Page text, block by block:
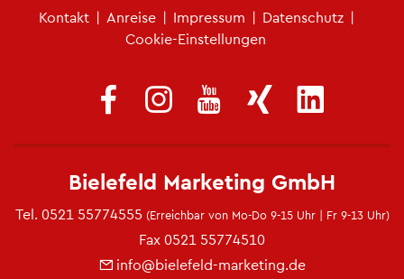
Kon­takt | An­rei­se | Im­pres­sum | Da­ten­schutz |
Coo­kie-Ein­stel­lun­gen
Bie­le­feld Mar­ke­ting GmbH
Tel. 0521 55774555 (Er­reich­bar von Mo-Do 9-15 Uhr | Fr 9-13 Uhr)
Fax 0521 55774510
info@​bielefeld-​marketing.​de